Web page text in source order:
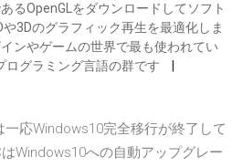
るOpenGLをダウンロードしてソフト
3Dのグラフィック再生を最適化しま
ンやゲームの世界で最も使われてい
ログラミング言語の群です
一応Windows10完全移行が終了して
Windows10への自動アップグレー